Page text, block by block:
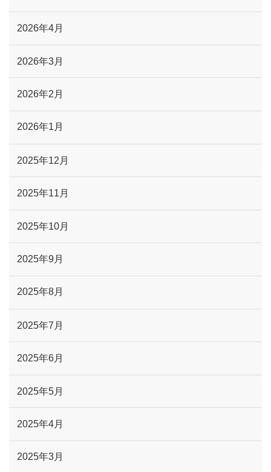
2026年4月
2026年3月
2026年2月
2026年1月
2025年12月
2025年11月
2025年10月
2025年9月
2025年8月
2025年7月
2025年6月
2025年5月
2025年4月
2025年3月